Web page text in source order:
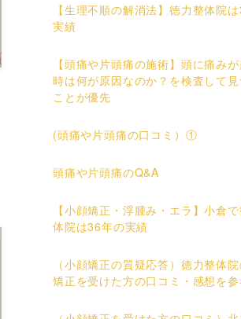
【生理不順の解消法】徳力整体院
実績
【頭痛や片頭痛の施術】頭に痛み
時は何が原因なのか？を検査して見
ことが優先
(頭痛や片頭痛の口コミ）①
頭痛や片頭痛のQ&A
【小顔矯正・浮腫み・エラ】小倉
体院は36年の実績
（小顔矯正の質疑応答）徳力整体
矯正を受けた方の口コミ・感想を参